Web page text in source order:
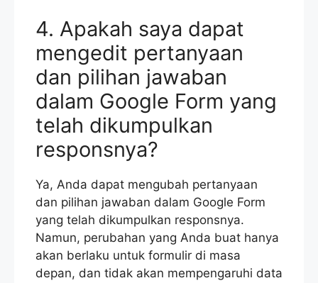
4. Apakah saya dapat
mengedit pertanyaan
dan pilihan jawaban
dalam Google Form yang
telah dikumpulkan
responsnya?
Ya, Anda dapat mengubah pertanyaan
dan pilihan jawaban dalam Google Form
yang telah dikumpulkan responsnya.
Namun, perubahan yang Anda buat hanya
akan berlaku untuk formulir di masa
depan, dan tidak akan mempengaruhi data